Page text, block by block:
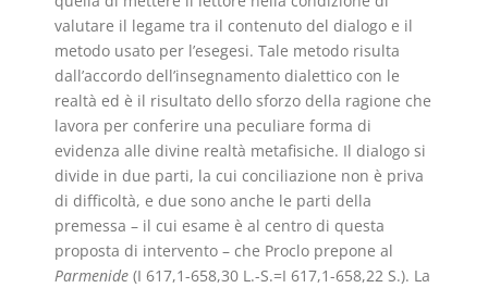
valutare il legame tra il contenuto del dialogo e il
metodo usato per l’esegesi. Tale metodo risulta
dall’accordo dell’insegnamento dialettico con le
realtà ed è il risultato dello sforzo della ragione che
lavora per conferire una peculiare forma di
evidenza alle divine realtà metafisiche. Il dialogo si
divide in due parti, la cui conciliazione non è priva
di difficoltà, e due sono anche le parti della
premessa – il cui esame è al centro di questa
proposta di intervento – che Proclo prepone al
Parmenide (I 617,1-658,30 L.-S.=I 617,1-658,22 S.). La